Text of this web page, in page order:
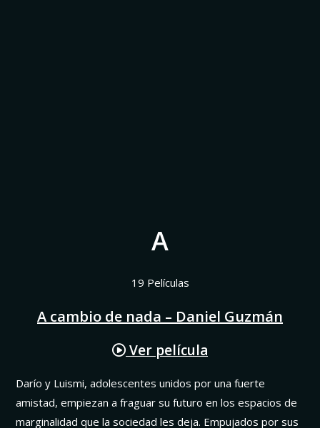
A
19 Películas
A cambio de nada – Daniel Guzmán
Ver película
Darío y Luismi, adolescentes unidos por una fuerte
amistad, empiezan a fraguar su futuro en los espacios de
marginalidad que la sociedad les deja. Empujados por sus